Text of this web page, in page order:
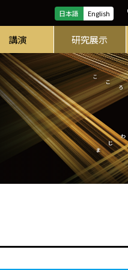
日本語 English
講演 研究展示